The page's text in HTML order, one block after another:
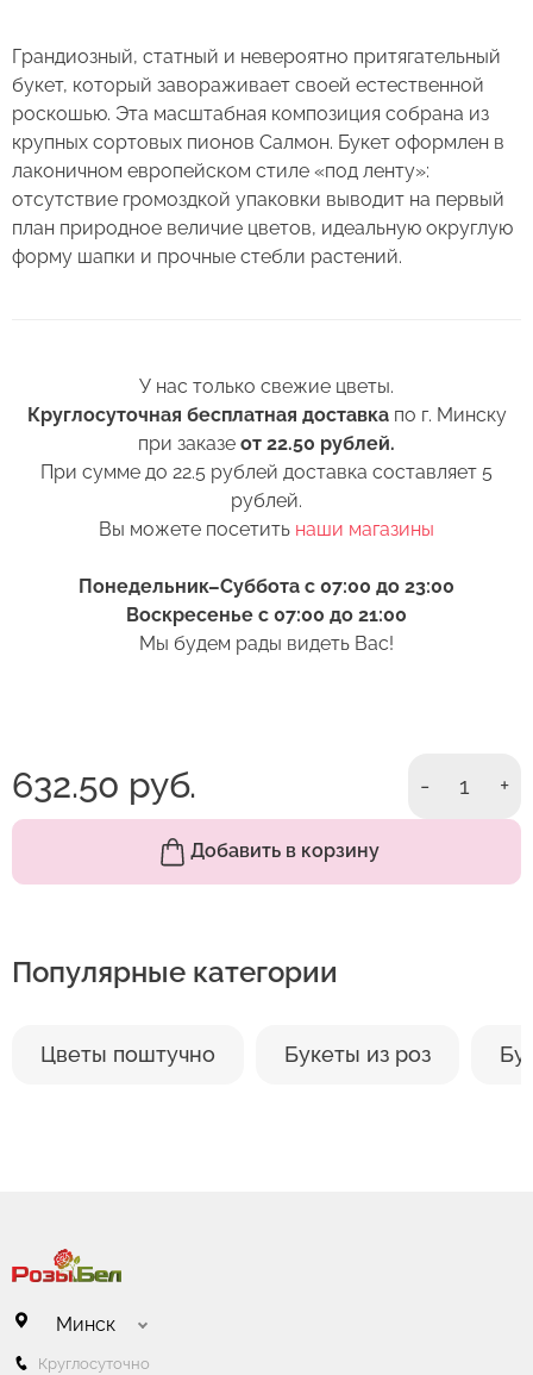
Грандиозный, статный и невероятно притягательный
букет, который завораживает своей естественной
роскошью. Эта масштабная композиция собрана из
крупных сортовых пионов Салмон. Букет оформлен в
лаконичном европейском стиле «под ленту»:
отсутствие громоздкой упаковки выводит на первый
план природное величие цветов, идеальную округлую
форму шапки и прочные стебли растений.
У нас только свежие цветы.
Круглосуточная бесплатная доставкапо г. Минску
при заказе от 22.50 рублей.
При сумме до 22.5 рублей доставка составляет 5
рублей.
Вы можете посетить наши магазины
Понедельник–Суббота с 07:00 до 23:00
Воскресенье с 07:00 до 21:00
Мы будем рады видеть Вас!
632.50 руб. - 1 +
Добавить в корзину
Сервис:
Цена/Качество:
Доставка:
Соответствие:
Оставить отзыв
3. Если Вы перевозите букет, убедитесь, что
он правильно упакован. В зимнее время, даже
кратковременный контакт с холодным
воздухом несколько минут, будет губителен
для цветов (наши курьеры в зимнее время
транспортируют букеты в специальных
теплоизолирующих сумках).
5. Обязательно подрежьте цветы перед тем, как
поставить в вазу. Срез можно обновить ножом
или секатором.
6. Перед тем как поставить цветы в вазу,
попадут в воду, то начнут гнить и в воде
появятся продукты разложения. Это тоже
ускорит процесс увядания бутона.
Он сушит стебли и листья. По этой же причине
не стоит ставить вазу под воздействие прямых
солнечных лучей или кондиционер.
Популярные категории
Цветы поштучно Букеты из роз
Минск
Круглосуточно
Выберите дату доставки
Выберите желаемое время
Изменить адрес
Контакты
+375 (17) 388-61-92
Букет из 35 пионов "Салмон"
Оформить заказ